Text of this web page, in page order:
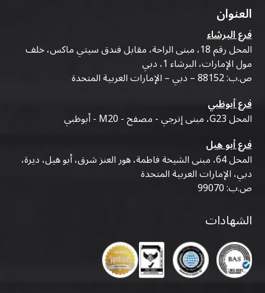
خلال إقامتك، فغالبًا ما يوفر استئجار سيارة مزيدًا من
الراحة والمرونة
٥. ما هي السيارة المستأجرة الأفضل للسياح؟
تعد السيارات الاقتصادية مثالية للأزواج والمسافرين
الفرديين، بينما تناسب سيارات الدفع الرباعي
والزوار الذين يحملون أمتعة إضافية
٦. هل يمكنني استئجار سيارة في الكرامة
فقط؟
نعم. تقدم معظم شركات التأجير خيارات تأجير يومية
وأسبوعية وشهرية لتناسب خطط السفر المختلفة.
٧. هل ترتبط الكرامةجيدًا ببقية أنحاء دبي؟
نعم. توفرالكرامة
مناطق دبي أمرًا مريحًا
٨. ما الذي يجب أن أبحث عنه عند اختيار شركة تأجير
سيارات فيالكرامة ؟
اختر مزودًا يقدم أسعارًا شفافة، وفترات تأجير مرنة،
العنوان
فرع البرشاء
المحل رقم 18، مبنى الراحة، مقابل فندق سيتي ماكس، خلف
مول الإمارات، البرشاء 1، دبي
ص.ب: 88152 – دبي – الإمارات العربية المتحدة
فرع أبوظبي
المحل G23، مبنى إنرجي - مصفح - M20 - أبوظبي
فرع أبو هيل
المحل 64، مبنى الشيخة فاطمة، هور العنز شرق، أبو هيل، ديرة،
دبي، الإمارات العربية المتحدة
ص.ب: 99070
الشهادات